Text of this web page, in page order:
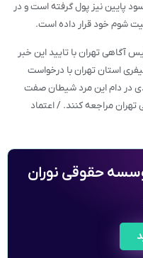
پایین نیز پول گرفته است و در
شوم خود قرار داده است.
آگاهی تهران با تایید این خبر
شعبه ۱۱ دادگاه یک کیفری استان تهران با درخواست
در دام این مرد شیطان صفت
تهران مراجعه کنند. / اعتماد
حقوقی نوران